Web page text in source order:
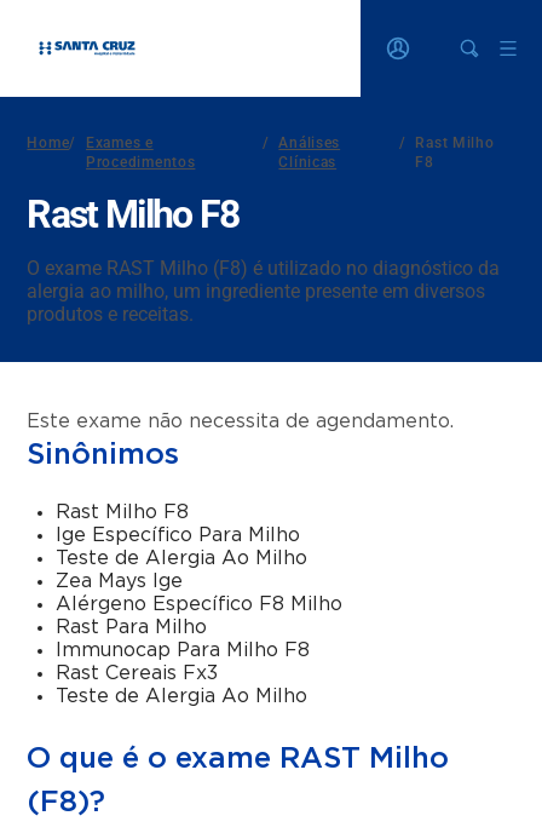
Home/
Exames e
Procedimentos
/
Análises
Clínicas
/
Rast Milho
F8
Rast Milho F8
O exame RAST Milho (F8) é utilizado no diagnóstico da
alergia ao milho, um ingrediente presente em diversos
produtos e receitas.
Este exame não necessita de agendamento.
Sinônimos
Rast Milho F8
Ige Específico Para Milho
Teste de Alergia Ao Milho
Zea Mays Ige
Alérgeno Específico F8 Milho
Rast Para Milho
Immunocap Para Milho F8
Rast Cereais Fx3
Teste de Alergia Ao Milho
O que é o exame RAST Milho
(F8)?